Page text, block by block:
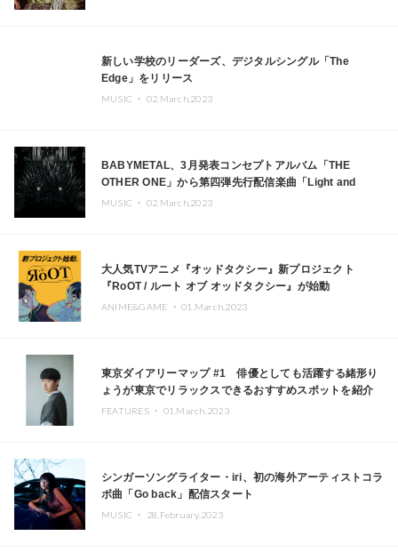
新しい学校のリーダーズ、デジタルシングル「The
Edge」をリリース
MUSIC ・ 02.March.2023
BABYMETAL、3月発表コンセプトアルバム「THE
OTHER ONE」から第四弾先行配信楽曲「Light and
Darkness」配信スタート
MUSIC ・ 02.March.2023
大人気TVアニメ『オッドタクシー』新プロジェクト
『RoOT / ルート オブ オッドタクシー』が始動
ANIME&GAME ・01.March.2023
東京ダイアリーマップ #1 俳優としても活躍する緒形り
ょうが東京でリラックスできるおすすめスポットを紹介
FEATURES ・ 01.March.2023
シンガーソングライター・iri、初の海外アーティストコラ
ボ曲「Go back」配信スタート
MUSIC ・ 28.February.2023